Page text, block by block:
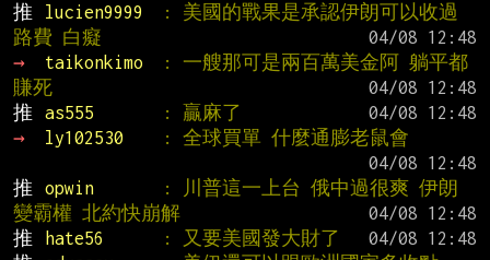
推
lucien9999
: 美國的戰果是承認伊朗可以收過
路費 白癡
→
taikonkimo
: 一艘那可是兩百萬美金阿 躺平都
賺死
推
as555 : 贏麻了
→
ly102530
: 全球買單 什麼通膨老鼠會
推
opwin
: 川普這一上台 俄中過很爽 伊朗
變霸權 北約快崩解
推
hate56 : 又要美國發大財了